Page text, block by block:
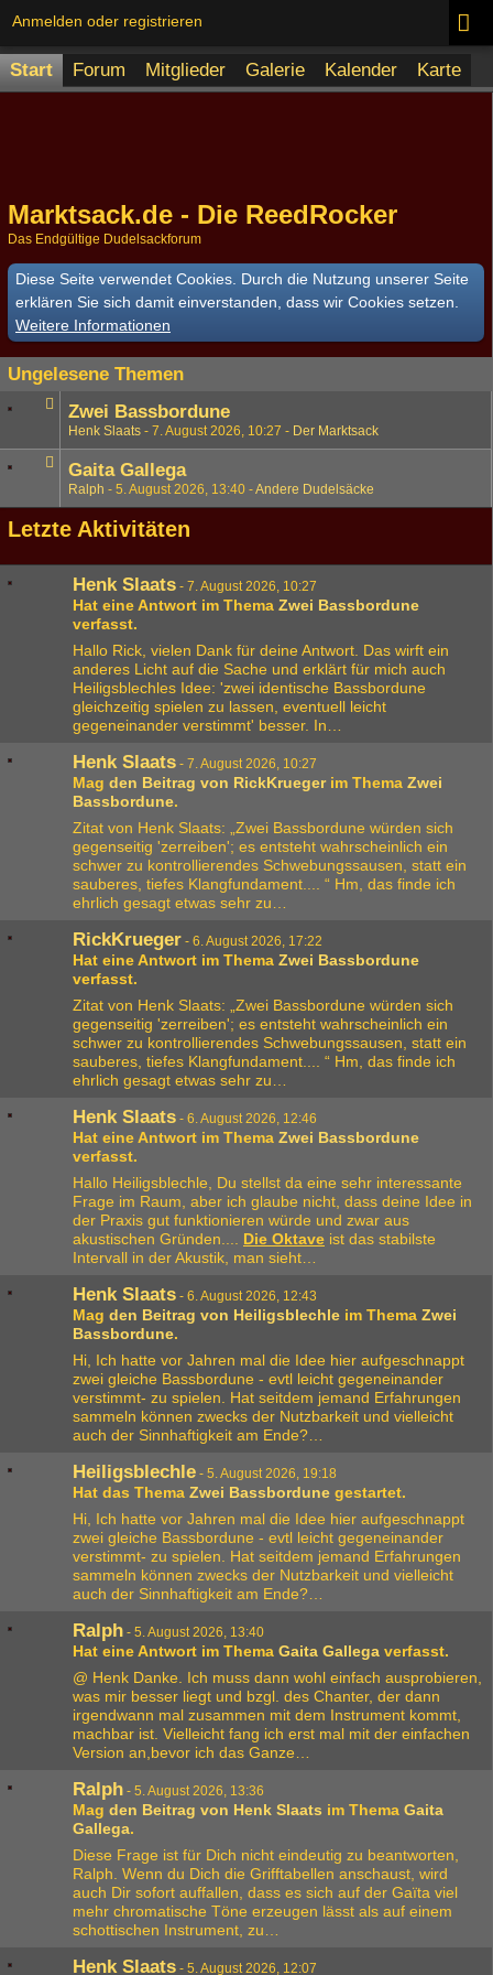
Anmelden oder registrieren
Start Forum Mitglieder Galerie Kalender Karte
Marktsack.de - Die ReedRocker
Das Endgültige Dudelsackforum
Diese Seite verwendet Cookies. Durch die Nutzung unserer Seite
erklären Sie sich damit einverstanden, dass wir Cookies setzen.
Weitere Informationen
Ungelesene Themen
Zwei Bassbordune
Henk Slaats 7. August 2026, 10:27 Der Marktsack
Gaita Gallega
Ralph 5. August 2026, 13:40 Andere Dudelsäcke
Letzte Aktivitäten
Henk Slaats - 7. August 2026, 10:27
Hat eine Antwort im Thema Zwei Bassbordune
verfasst.
Hallo Rick, vielen Dank für deine Antwort. Das wirft ein
anderes Licht auf die Sache und erklärt für mich auch
Heiligsblechles Idee: 'zwei identische Bassbordune
gleichzeitig spielen zu lassen, eventuell leicht
gegeneinander verstimmt' besser. In…
Henk Slaats - 7. August 2026, 10:27
Mag den Beitrag von RickKruegerim Thema Zwei
Bassbordune.
Zitat von Henk Slaats: „Zwei Bassbordune würden sich
gegenseitig 'zerreiben'; es entsteht wahrscheinlich ein
schwer zu kontrollierendes Schwebungssausen, statt ein
sauberes, tiefes Klangfundament.... “ Hm, das finde ich
ehrlich gesagt etwas sehr zu…
RickKrueger - 6. August 2026, 17:22
Hat eine Antwort im Thema Zwei Bassbordune
verfasst.
Zitat von Henk Slaats: „Zwei Bassbordune würden sich
gegenseitig 'zerreiben'; es entsteht wahrscheinlich ein
schwer zu kontrollierendes Schwebungssausen, statt ein
sauberes, tiefes Klangfundament.... “ Hm, das finde ich
ehrlich gesagt etwas sehr zu…
Henk Slaats - 6. August 2026, 12:46
Hat eine Antwort im Thema Zwei Bassbordune
verfasst.
Hallo Heiligsblechle, Du stellst da eine sehr interessante
Frage im Raum, aber ich glaube nicht, dass deine Idee in
der Praxis gut funktionieren würde und zwar aus
akustischen Gründen.... Die Oktave ist das stabilste
Intervall in der Akustik, man sieht…
Henk Slaats - 6. August 2026, 12:43
Mag den Beitrag von Heiligsblechle im Thema Zwei
Bassbordune.
Hi, Ich hatte vor Jahren mal die Idee hier aufgeschnappt
zwei gleiche Bassbordune - evtl leicht gegeneinander
verstimmt- zu spielen. Hat seitdem jemand Erfahrungen
sammeln können zwecks der Nutzbarkeit und vielleicht
auch der Sinnhaftigkeit am Ende?…
Heiligsblechle - 5. August 2026, 19:18
Hat das Thema Zwei Bassbordune gestartet.
Hi, Ich hatte vor Jahren mal die Idee hier aufgeschnappt
zwei gleiche Bassbordune - evtl leicht gegeneinander
verstimmt- zu spielen. Hat seitdem jemand Erfahrungen
sammeln können zwecks der Nutzbarkeit und vielleicht
auch der Sinnhaftigkeit am Ende?…
Ralph - 5. August 2026, 13:40
Hat eine Antwort im Thema Gaita Gallega verfasst.
@ Henk Danke. Ich muss dann wohl einfach ausprobieren,
was mir besser liegt und bzgl. des Chanter, der dann
irgendwann mal zusammen mit dem Instrument kommt,
machbar ist. Vielleicht fang ich erst mal mit der einfachen
Version an,bevor ich das Ganze…
Ralph - 5. August 2026, 13:36
Mag den Beitrag von Henk Slaats im Thema Gaita
Gallega.
Diese Frage ist für Dich nicht eindeutig zu beantworten,
Ralph. Wenn du Dich die Grifftabellen anschaust, wird
auch Dir sofort auffallen, dass es sich auf der Gaïta viel
mehr chromatische Töne erzeugen lässt als auf einem
schottischen Instrument, zu…
Henk Slaats - 5. August 2026, 12:07